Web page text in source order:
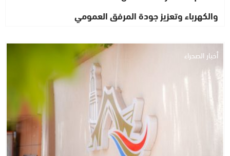
والكهرباء وتعزيز جودة المرفق العمومي
أخبار الصحراء